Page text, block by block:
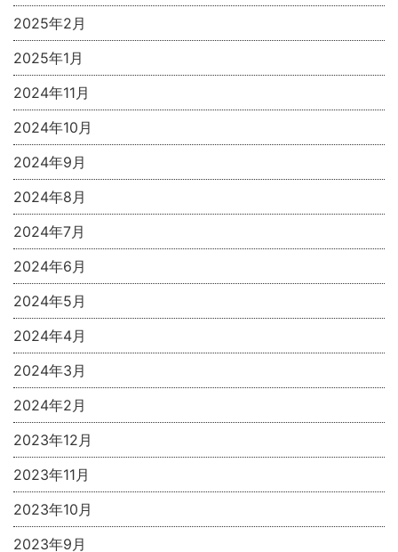
2025年2月
2025年1月
2024年11月
2024年10月
2024年9月
2024年8月
2024年7月
2024年6月
2024年5月
2024年4月
2024年3月
2024年2月
2023年12月
2023年11月
2023年10月
2023年9月